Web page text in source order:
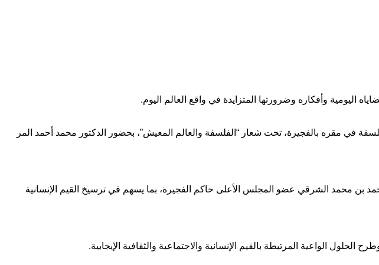
اليومية وأفكاره وضرورتها المتزايدة في واقع العالم اليوم.
في مقره بالفجيرة، تحت شعار “الفلسفة والعالم المعيش”، بحضور الدكتور محمد أحمد المر
حمد بن محمد الشرقي عضو المجلس الأعلى حاكم الفجيرة، بما يسهم في ترسيخ القيم الإنسانية
الواعية المرتبطة بالقيم الإنسانية والاجتماعية والثقافية الإيجابية.